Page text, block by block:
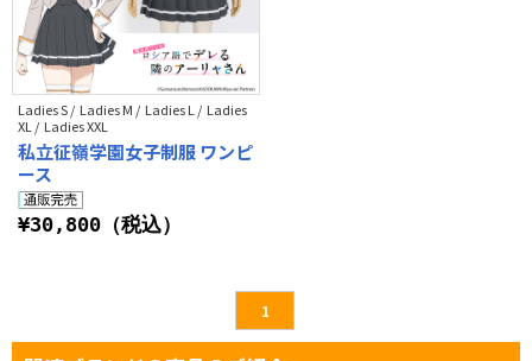
Ladies S / Ladies M / Ladies L / Ladies
XL / Ladies XXL
私立征嶺学園女子制服 ワンピ
ース
¥30,800（税込）
1